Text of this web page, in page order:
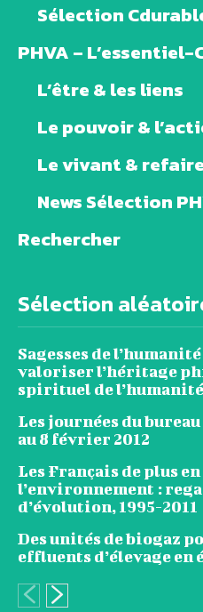
Sélection
PHVA –
L’être & les liens
Le pouvoir &
Le vivant &
News Sélection
Rechercher
Sélection
Sagesses de
valoriser l’héritage
spirituel de l’humanité
Les journées du
au 8 février 2012
Les Français de plus
l’environnement :
d’évolution, 1995-2011
Des unités de biogaz
effluents d’élevage